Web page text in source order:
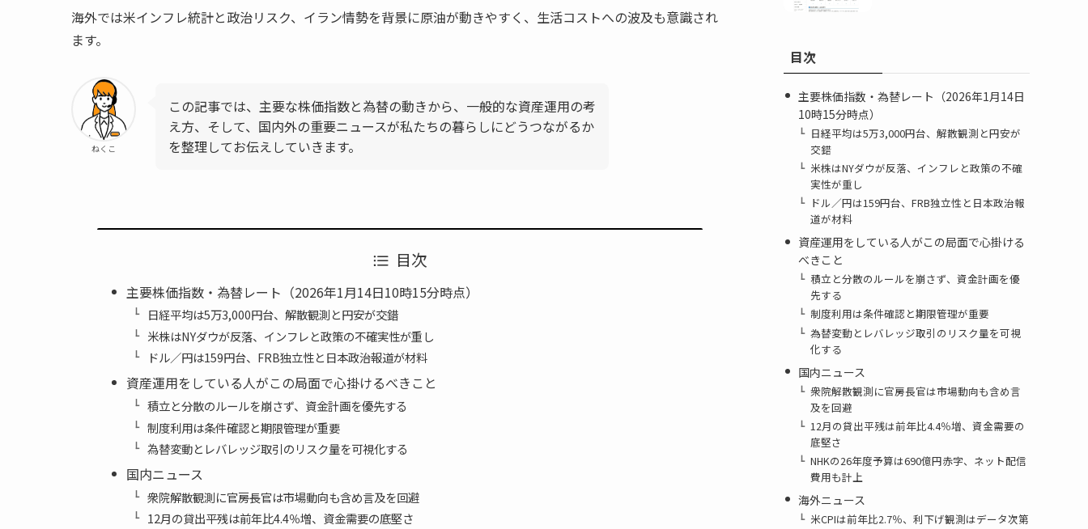
海外では米インフレ統計と政治リスク、イラン情勢を背景に原油が動きやすく、生活コストへの波及も意識され
ます。
ねくこ
この記事では、主要な株価指数と為替の動きから、一般的な資産運用の考
え方、そして、国内外の重要ニュースが私たちの暮らしにどうつながるか
を整理してお伝えしていきます。
目次
主要株価指数・為替レート（2026年1月14日10時15分時点）
日経平均は5万3,000円台、解散観測と円安が交錯
米株はNYダウが反落、インフレと政策の不確実性が重し
ドル／円は159円台、FRB独立性と日本政治報道が材料
資産運用をしている人がこの局面で心掛けるべきこと
積立と分散のルールを崩さず、資金計画を優先する
制度利用は条件確認と期限管理が重要
為替変動とレバレッジ取引のリスク量を可視化する
国内ニュース
衆院解散観測に官房長官は市場動向も含め言及を回避
12月の貸出平残は前年比4.4％増、資金需要の底堅さ
目次
主要株価指数・為替レート（2026年1月14日
10時15分時点）
日経平均は5万3,000円台、解散観測と円安が
交錯
米株はNYダウが反落、インフレと政策の不確
実性が重し
ドル／円は159円台、FRB独立性と日本政治報
道が材料
資産運用をしている人がこの局面で心掛ける
べきこと
積立と分散のルールを崩さず、資金計画を優
先する
制度利用は条件確認と期限管理が重要
為替変動とレバレッジ取引のリスク量を可視
化する
国内ニュース
衆院解散観測に官房長官は市場動向も含め言
及を回避
12月の貸出平残は前年比4.4％増、資金需要の
底堅さ
NHKの26年度予算は690億円赤字、ネット配信
費用も計上
海外ニュース
米CPIは前年比2.7％、利下げ観測はデータ次第